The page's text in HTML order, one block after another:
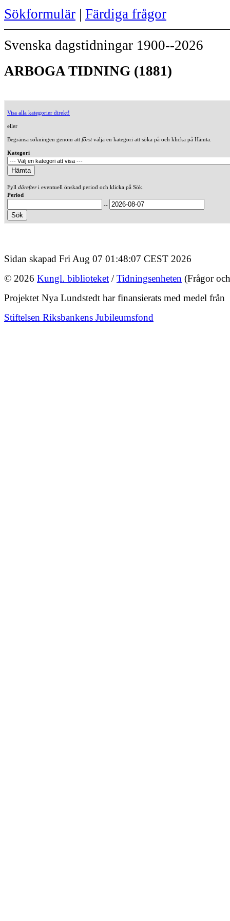
Sökformulär | Färdiga frågor
Svenska dagstidningar 1900--2026
ARBOGA TIDNING (1881)
Visa alla kategorier direkt!
eller
Begränsa sökningen genom att förstvälja en kategori att söka på och klicka på Hämta.
Kategori
Fyll därefteri eventuell önskad period och klicka på Sök.
Period
--
Sidan skapad Fri Aug 07 01:48:07 CEST 2026
© 2026 Kungl. biblioteket /Tidningsenheten (Frågor
Projektet Nya Lundstedt har finansierats med medel från
Stiftelsen Riksbankens Jubileumsfond